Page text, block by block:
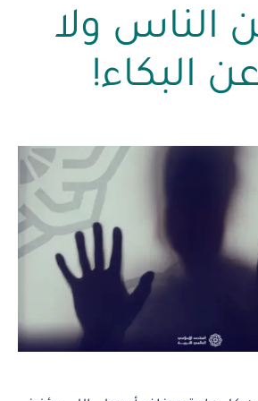
الناس ولا
البكاء!